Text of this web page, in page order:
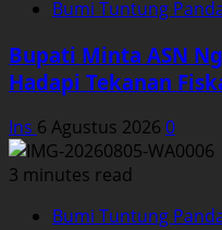
Bumi Tuntung
Bupati Minta ASN
Hadapi Tekanan
Ins 6 Agustus 2026 0
3 minutes read
Bumi Tuntung